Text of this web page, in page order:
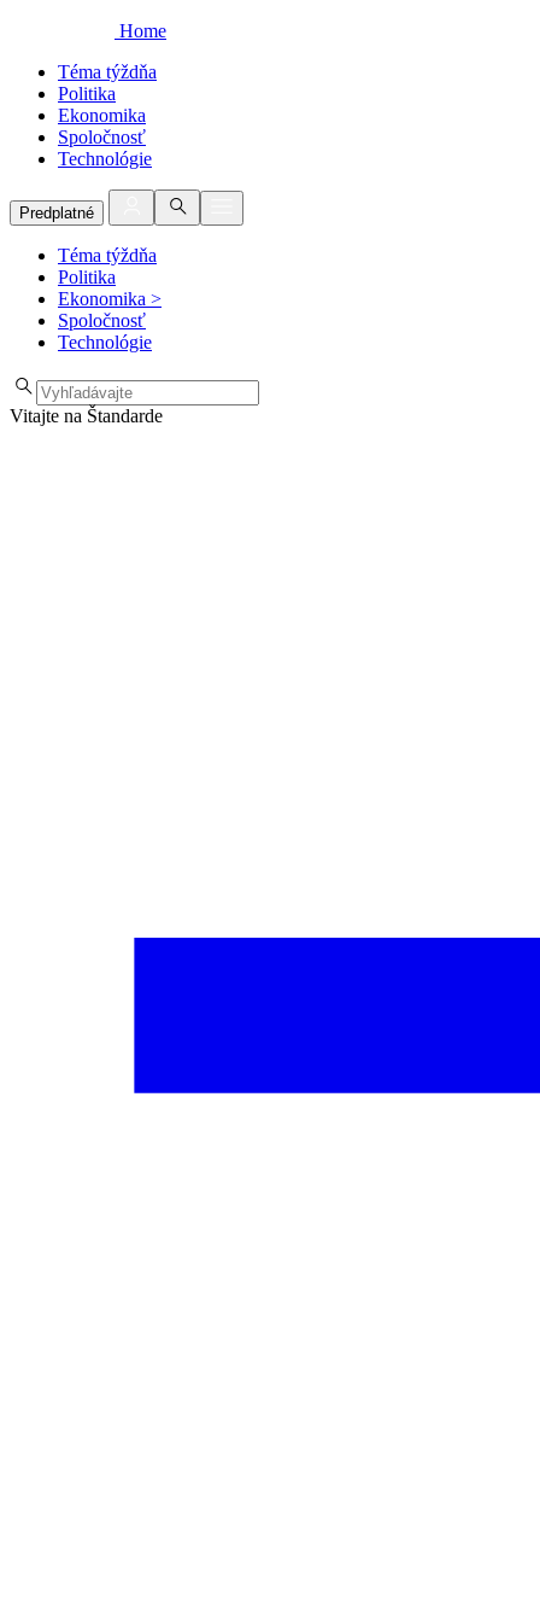
Home
Téma týždňa
Politika
Ekonomika
Spoločnosť
Technológie
Predplatné
Téma týždňa
Politika
Ekonomika >
Spoločnosť
Technológie
Vitajte na Štandarde